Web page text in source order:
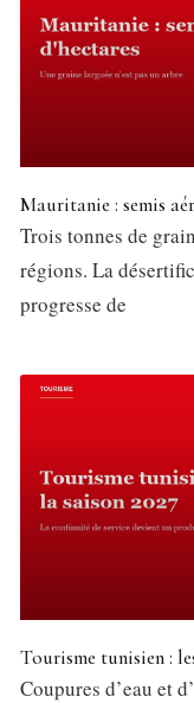
Mauritanie : semis
Trois tonnes de
régions. La
progresse de
Tourisme tunisien :
Coupures d’eau et